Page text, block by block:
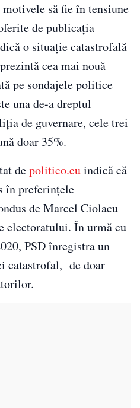
motivele să fie în tensiune
de publicația
o situație catastrofală
cea mai nouă
pe sondajele politice
una de-a dreptul
de guvernare, cele trei
doar 35%.
depolitico.euindică că
în preferințele
de Marcel Ciolacu
electoratului. În urmă cu
PSD înregistra un
catastrofal, de doar